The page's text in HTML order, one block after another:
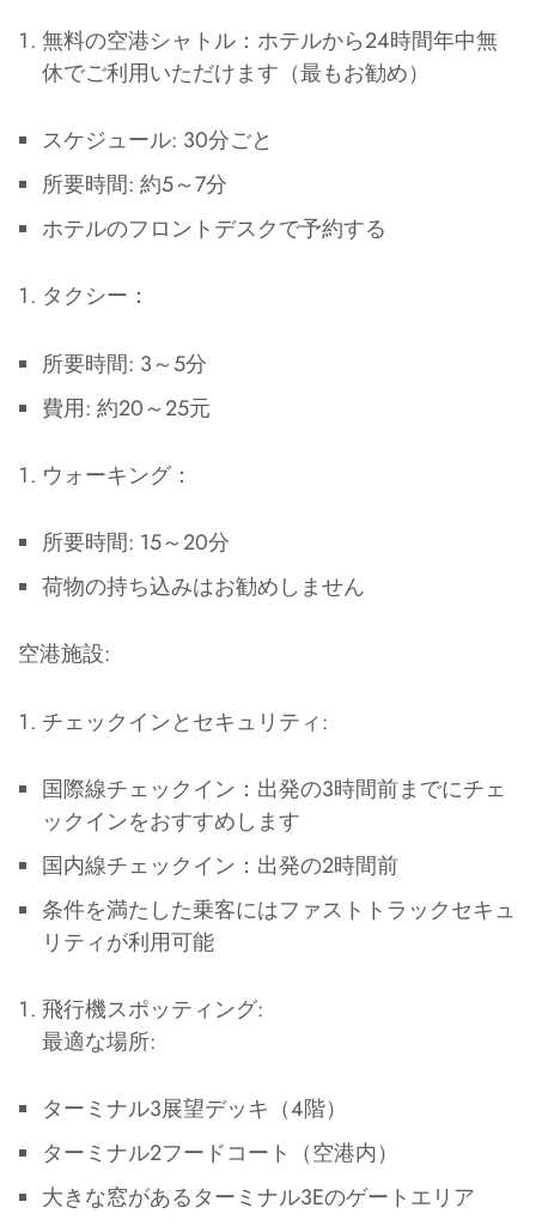
無料の空港シャトル：ホテルから24時間年中無
休でご利用いただけます（最もお勧め）
スケジュール: 30分ごと
所要時間: 約5～7分
ホテルのフロントデスクで予約する
タクシー：
所要時間: 3～5分
費用: 約20～25元
ウォーキング：
所要時間: 15～20分
荷物の持ち込みはお勧めしません
空港施設:
チェックインとセキュリティ:
国際線チェックイン：出発の3時間前までにチェ
ックインをおすすめします
国内線チェックイン：出発の2時間前
条件を満たした乗客にはファストトラックセキュ
リティが利用可能
飛行機スポッティング:
最適な場所:
ターミナル3展望デッキ（4階）
ターミナル2フードコート（空港内）
大きな窓があるターミナル3Eのゲートエリア